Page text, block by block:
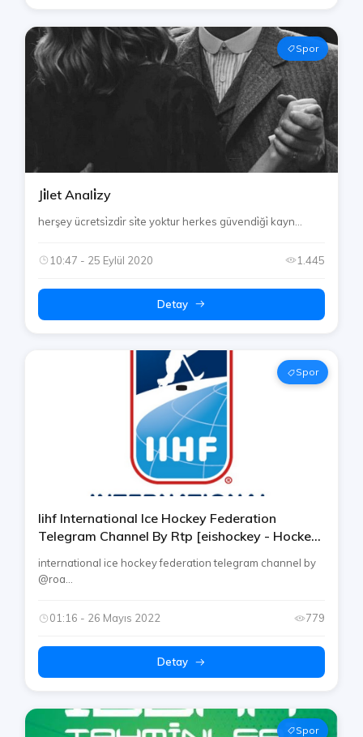
Spor
Ji̇let Anali̇zy
herşey ücretsi̇zdi̇r si̇te yoktur herkes güvendi̇ği̇ kayn...
10:47 - 25 Eylül 2020 1.445
Detay
Spor
Iihf International Ice Hockey Federation
Telegram Channel By Rtp [eishockey - Hockey
international ice hockey federation telegram channel by
@roa...
01:16 - 26 Mayıs 2022 779
Detay
Spor